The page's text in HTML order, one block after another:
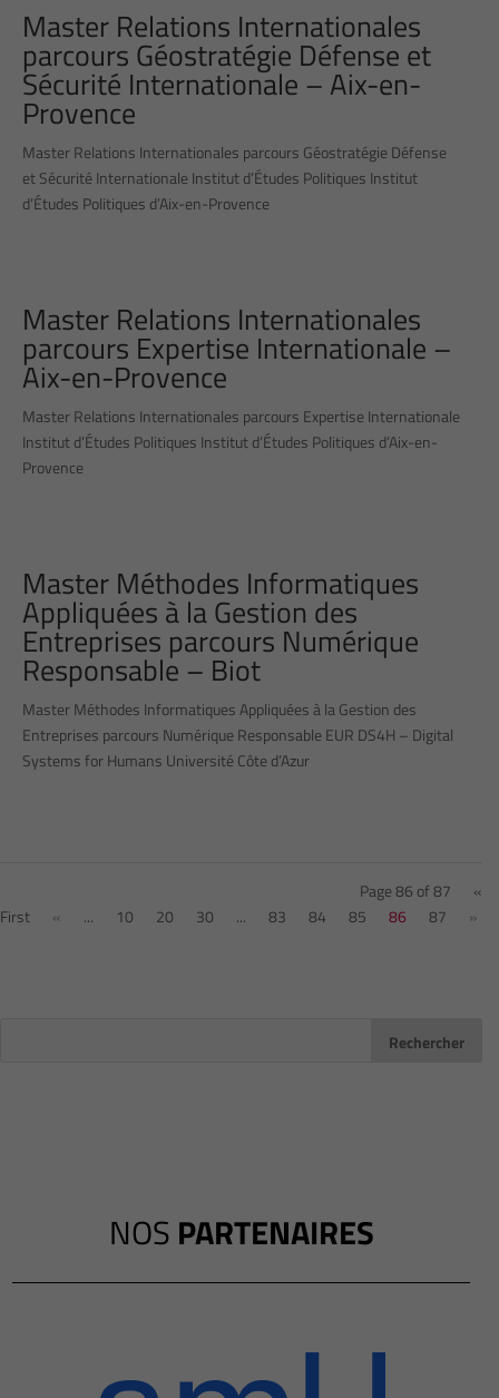
Master Relations Internationales
parcours Géostratégie Défense et
Sécurité Internationale – Aix-en-
Provence
Master Relations Internationales parcours Géostratégie Défense
et Sécurité Internationale Institut d’Études Politiques Institut
d’Études Politiques d’Aix-en-Provence
Master Relations Internationales
parcours Expertise Internationale –
Aix-en-Provence
Master Relations Internationales parcours Expertise Internationale
Institut d’Études Politiques Institut d’Études Politiques d’Aix-en-
Provence
Master Méthodes Informatiques
Appliquées à la Gestion des
Entreprises parcours Numérique
Responsable – Biot
Master Méthodes Informatiques Appliquées à la Gestion des
Entreprises parcours Numérique Responsable EUR DS4H – Digital
Systems for Humans Université Côte d’Azur
Page 86 of 87
«
First
« ... 10 20 30 ... 83 84 85 86 87 »
NOS PARTENAIRES